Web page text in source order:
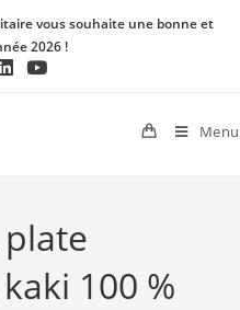
vous souhaite une bonne et
2026 !
Menu
plate
100 %